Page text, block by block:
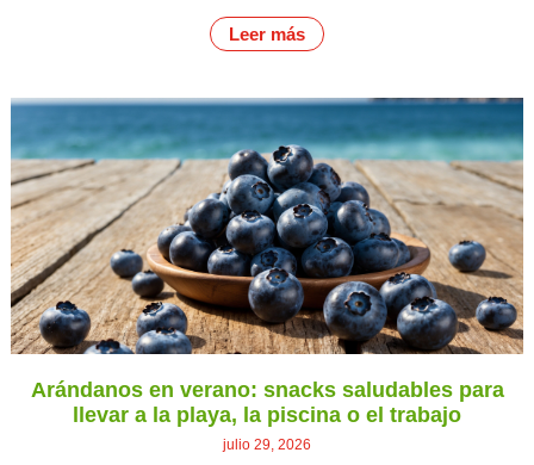
Leer más
Arándanos en verano: snacks saludables para
llevar a la playa, la piscina o el trabajo
julio 29, 2026